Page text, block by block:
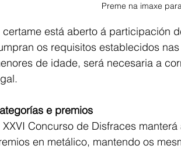
Preme na imaxe
certame está aberto á participación
os requisitos establecidos
de idade, será necesaria a
e premios
XXVI Concurso de Disfraces
en metálico, mantendo os